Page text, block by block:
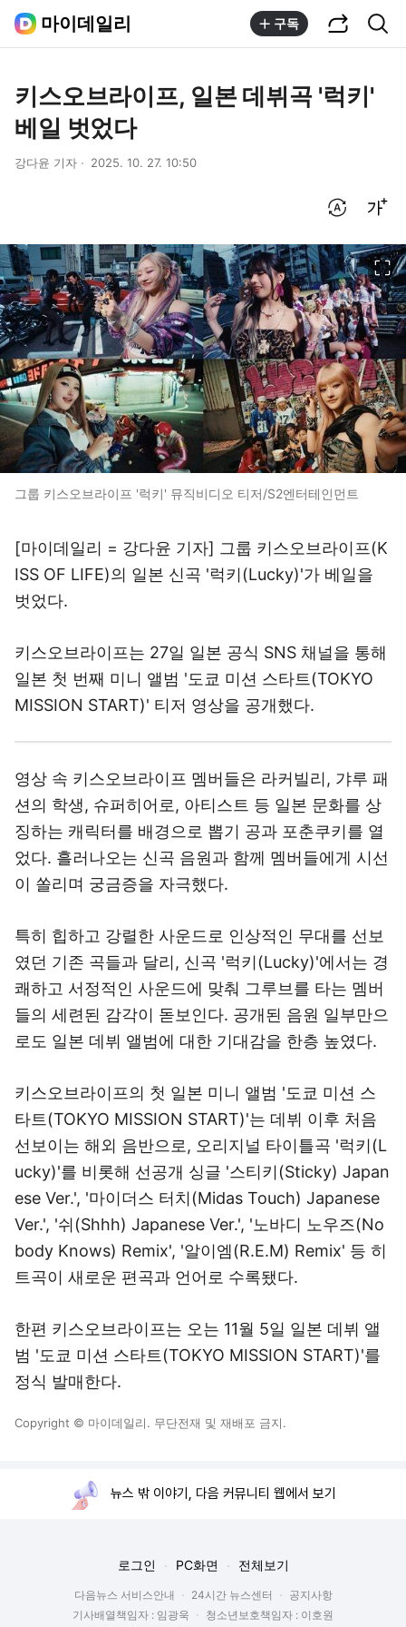
마이데일리 구독
키스오브라이프, 일본 데뷔곡 '럭키'
베일 벗었다
강다윤 기자 2025. 10. 27. 10:50
그룹 키스오브라이프 '럭키' 뮤직비디오 티저/S2엔터테인먼트
[마이데일리 = 강다윤 기자] 그룹 키스오브라이프(K
ISS OF LIFE)의 일본 신곡 '럭키(Lucky)'가 베일을
벗었다.
키스오브라이프는 27일 일본 공식 SNS 채널을 통해
일본 첫 번째 미니 앨범 '도쿄 미션 스타트(TOKYO
MISSION START)' 티저 영상을 공개했다.
영상 속 키스오브라이프 멤버들은 라커빌리, 갸루 패
션의 학생, 슈퍼히어로, 아티스트 등 일본 문화를 상
징하는 캐릭터를 배경으로 뽑기 공과 포춘쿠키를 열
었다. 흘러나오는 신곡 음원과 함께 멤버들에게 시선
이 쏠리며 궁금증을 자극했다.
특히 힙하고 강렬한 사운드로 인상적인 무대를 선보
였던 기존 곡들과 달리, 신곡 '럭키(Lucky)'에서는 경
쾌하고 서정적인 사운드에 맞춰 그루브를 타는 멤버
들의 세련된 감각이 돋보인다. 공개된 음원 일부만으
로도 일본 데뷔 앨범에 대한 기대감을 한층 높였다.
키스오브라이프의 첫 일본 미니 앨범 '도쿄 미션 스
타트(TOKYO MISSION START)'는 데뷔 이후 처음
선보이는 해외 음반으로, 오리지널 타이틀곡 '럭키(L
ucky)'를 비롯해 선공개 싱글 '스티키(Sticky) Japan
ese Ver.', '마이더스 터치(Midas Touch) Japanese
Ver.', '쉬(Shhh) Japanese Ver.', '노바디 노우즈(No
body Knows) Remix', '알이엠(R.E.M) Remix' 등 히
트곡이 새로운 편곡과 언어로 수록됐다.
한편 키스오브라이프는 오는 11월 5일 일본 데뷔 앨
범 '도쿄 미션 스타트(TOKYO MISSION START)'를
정식 발매한다.
Copyright © 마이데일리. 무단전재 및 재배포 금지.
뉴스 밖 이야기, 다음 커뮤니티 웹에서 보기
로그인 PC화면 전체보기
다음뉴스 서비스안내 24시간 뉴스센터
공지사항
기사배열책임자 : 임광욱
청소년보호책임자 : 이호원